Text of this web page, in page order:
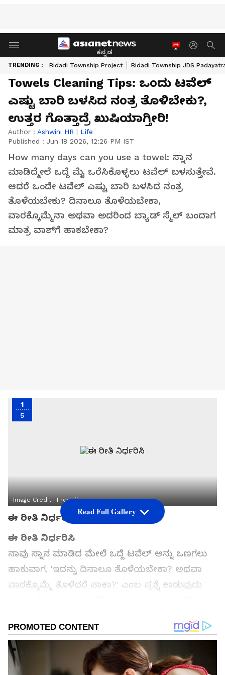
ಕನ್ನಡ
TRENDING : Bidadi Township Project Bidadi Township JDS
Towels Cleaning Tips: ಒಂದು ಟವೆಲ್
ಎಷ್ಟು ಬಾರಿ ಬಳಸಿದ ನಂತ್ರ ತೊಳಿಬೇಕು?,
ಉತ್ತರ ಗೊತ್ತಾದ್ರೆ ಖುಷಿಯಾಗ್ತೀರಿ!
Author : Ashwini HR | Life
Published : Jun 18 2026, 12:26 PM IST
How many days can you use a towel: ಸ್ನಾನ
ಮಾಡಿದ್ಮೇಲೆ ಒದ್ದೆ ಮೈ ಒರೆಸಿಕೊಳ್ಳಲು ಟವೆಲ್ ಬಳಸುತ್ತೇವೆ.
ಆದರೆ ಒಂದೇ ಟವೆಲ್ ಎಷ್ಟು ಬಾರಿ ಬಳಸಿದ ನಂತ್ರ
ತೊಳೆಯಬೇಕು? ದಿನಾಲೂ ತೊಳೆಯಬೇಕಾ,
ವಾರಕ್ಕೊಮ್ಮೆನಾ ಅಥವಾ ಅದರಿಂದ ಬ್ಯಾಡ್ ಸ್ಮೆಲ್ ಬಂದಾಗ
ಮಾತ್ರ ವಾಶ್‌ಗೆ ಹಾಕಬೇಕಾ?
1
5
Image Credit : Freepik
ಈ ರೀತಿ ನಿರ್ಧರಿಸಿ
ಈ ರೀತಿ ನಿರ್ಧರಿಸಿ
ನಾವು ಸ್ನಾನ ಮಾಡಿದ ಮೇಲೆ ಒದ್ದೆ ಟವೆಲ್ ಅನ್ನು ಒಣಗಲು
ಹಾಕುವಾಗ, 'ಇದನ್ನು ದಿನಾಲೂ ತೊಳೆಯಬೇಕಾ? ಅಥವಾ
ವಾರಕ್ಕೊಮ್ಮೆ ತೊಳೆದರೆ ಸಾಕಾ?' ಎಂಬ ಪ್ರಶ್ನೆ ಕಾಡುವುದು
ಹೇಗೆ ಒಣಗಿಸುತ್ತೀರಿ ಎಂಬುದರ ಮೇಲೆ ನಿರ್ಧಾರವಾಗುತ್ತದೆ.
ಸಮಗ್ರ ಸುದ್ದಿ ಮೂಲವನ್ನಾಗಿ asianet suvarna news ಅನ್ನು
ಆಯ್ಕೆ ಮಾಡಿಕೊಳ್ಳಿ
Read Full Gallery